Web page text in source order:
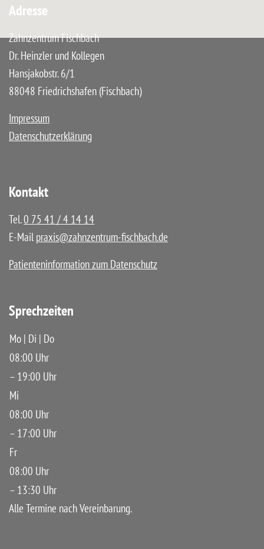
Adresse
Zahnzentrum Fischbach
Dr. Heinzler und Kollegen
Hansjakobstr. 6/1
88048 Friedrichshafen (Fischbach)
Impressum
Datenschutzerklärung
Kontakt
Tel.0 75 41 / 4 14 14
E-Mail praxis@zahnzentrum-fischbach.de
Patienteninformation zum Datenschutz
Sprechzeiten
Mo | Di | Do
08:00 Uhr
– 19:00 Uhr
Mi
08:00 Uhr
– 17:00 Uhr
Fr
08:00 Uhr
– 13:30 Uhr
Alle Termine nach Vereinbarung.